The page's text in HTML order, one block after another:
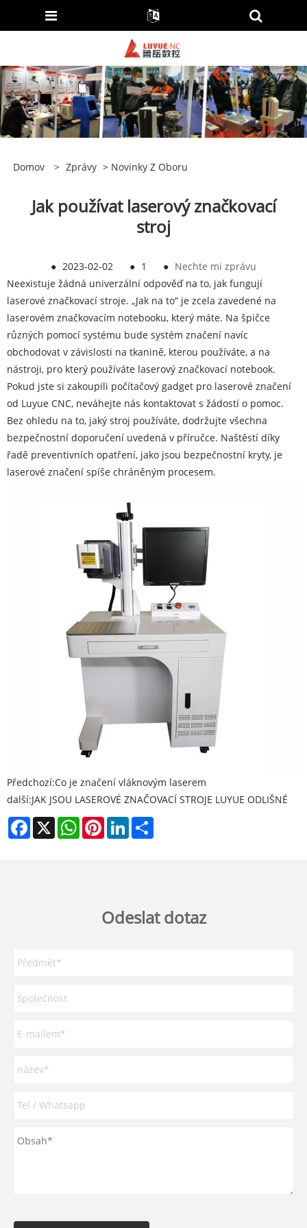
Domov > Zprávy > Novinky Z Oboru
Jak používat laserový značkovací
stroj
● 2023-02-02 ● 1 ● Nechte mi zprávu
Neexistuje žádná univerzální odpověď na to, jak fungují
laserové značkovací stroje. „Jak na to“ je zcela zavedené na
laserovém značkovacím notebooku, který máte. Na špičce
různých pomocí systému bude systém značení navíc
obchodovat v závislosti na tkanině, kterou používáte, a na
nástroji, pro který používáte laserový značkovací notebook.
Pokud jste si zakoupili počítačový gadget pro laserové značení
od Luyue CNC, neváhejte nás kontaktovat s žádostí o pomoc.
Bez ohledu na to, jaký stroj používáte, dodržujte všechna
bezpečnostní doporučení uvedená v příručce. Naštěstí díky
řadě preventivních opatření, jako jsou bezpečnostní kryty, je
laserové značení spíše chráněným procesem.
Předchozí:Co je značení vláknovým laserem
další:JAK JSOU LASEROVÉ ZNAČOVACÍ STROJE LUYUE ODLIŠNÉ
Facebook
X WhatsAppPinterestLinkedIn
Odeslat dotaz